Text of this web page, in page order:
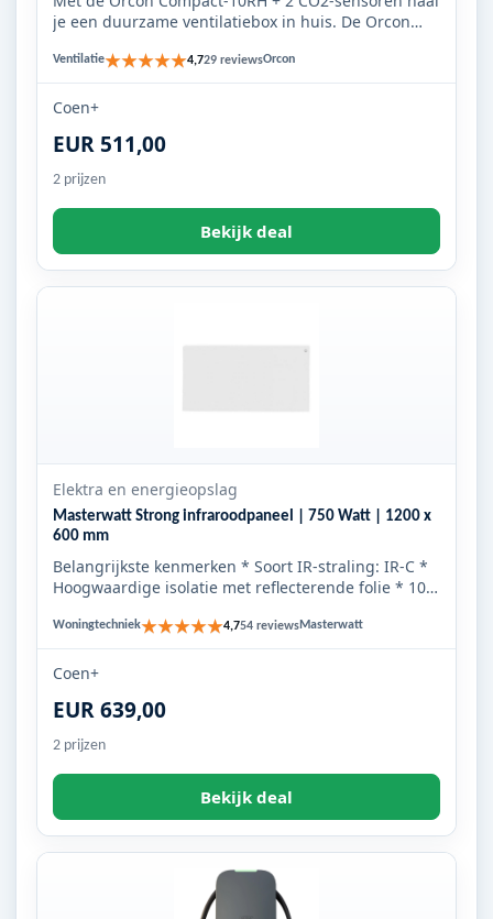
je een duurzame ventilatiebox in huis. De Orcon
Ventilatie★★★★★4,729 reviewsOrcon
Coen+
EUR 511,00
2 prijzen
Bekijk deal
Elektra en energieopslag
Masterwatt Strong infraroodpaneel | 750 Watt | 1200 x
600 mm
Belangrijkste kenmerken * Soort IR-straling: IR-C *
Hoogwaardige isolatie met reflecterende folie * 10
Woningtechniek★★★★★4,754 reviewsMasterwatt
Coen+
EUR 639,00
2 prijzen
Bekijk deal